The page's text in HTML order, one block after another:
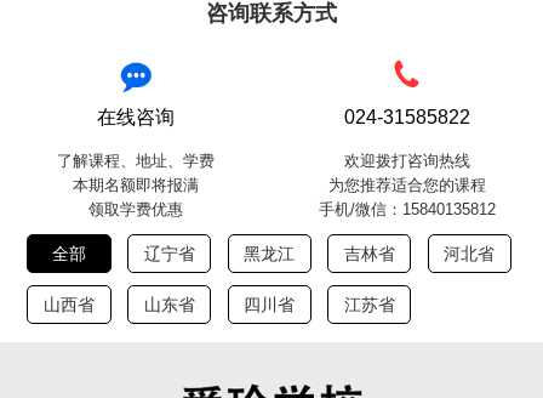
咨询联系方式
在线咨询
了解课程、地址、学费
本期名额即将报满
领取学费优惠
024-31585822
欢迎拨打咨询热线
为您推荐适合您的课程
手机/微信：15840135812
全部 辽宁省 黑龙江 吉林省 河北省
山西省 山东省 四川省 江苏省